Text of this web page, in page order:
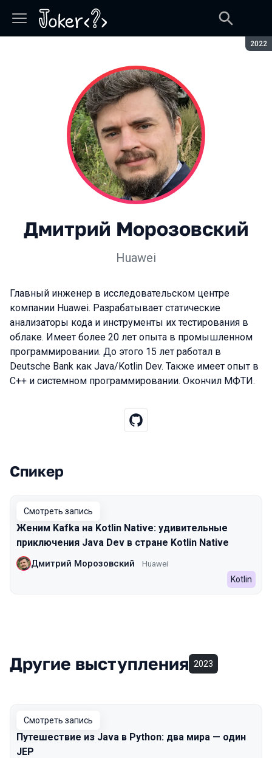
2022
Дмитрий Морозовский
Huawei
Главный инженер в исследовательском центре
компании Huawei. Разрабатывает статические
анализаторы кода и инструменты их тестирования в
облаке. Имеет более 20 лет опыта в промышленном
программировании. До этого 15 лет работал в
Deutsche Bank как Java/Kotlin Dev. Также имеет опыт в
С++ и системном программировании. Окончил МФТИ.
Выступления в сезоне 2022
Спикер
Смотреть запись
Женим Kafka на Kotlin Native: удивительные
приключения Java Dev в стране Kotlin Native
Дмитрий Морозовский Huawei
Kotlin
Другие выступления 2023
Смотреть запись
Путешествие из Java в Python: два мира — один
JEP